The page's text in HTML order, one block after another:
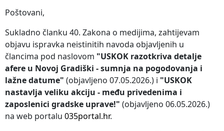
Poštovani,
Sukladno članku 40. Zakona o medijima, zahtijevam
objavu ispravka neistinitih navoda objavljenih u
člancima pod naslovom "USKOK razotkriva detalje
afere u Novoj Gradiški - sumnja na pogodovanja i
lažne datume" (objavljeno 07.05.2026.) i "USKOK
nastavlja veliku akciju - među privedenima i
zaposlenici gradske uprave!" (objavljeno 06.05.2026.)
na web portalu 035portal.hr.